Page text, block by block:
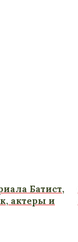
Батист,
актеры и